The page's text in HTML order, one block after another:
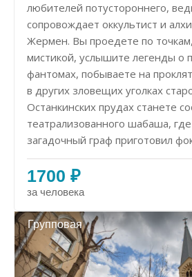
любителей потустороннего,
сопровождает оккультист и
Жермен. Вы проедете по
мистикой, услышите легенды о
фантомах, побываете на
в других зловещих уголках
Останкинских прудах станете
театрализованного шабаша,
загадочный граф приготовил
1700 ₽
за человека
Групповая